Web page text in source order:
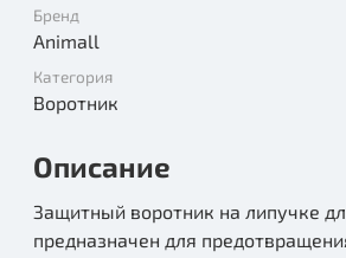
Бренд
Animall
Категория
Воротник
Описание
Защитный воротник на липучке
предназначен для